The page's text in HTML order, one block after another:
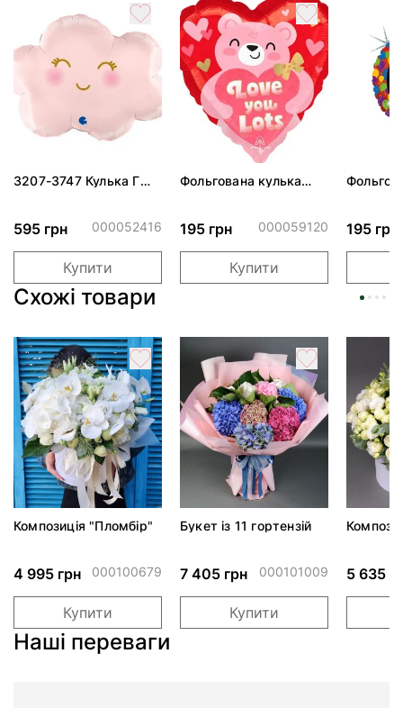
3207-3747 Кулька Г
595 грн 000052416
Купити
Фольгована кулька
195 грн 000059120
Купити
195 грн
Схожі товари
Композиція "Пломбір"
4 995 грн 000100679
Купити
Букет із 11 гортензій
7 405 грн 000101009
Купити
5 635
Наші переваги